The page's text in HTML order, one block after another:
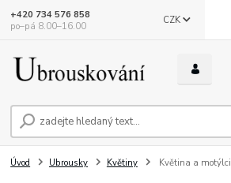
CZK
+420 734 576 858
po–pá 8.00–16.00
Úvod Ubrousky Květiny Květina a motýlci